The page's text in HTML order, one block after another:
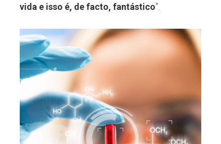
vida e isso é, de facto, fantástico”.